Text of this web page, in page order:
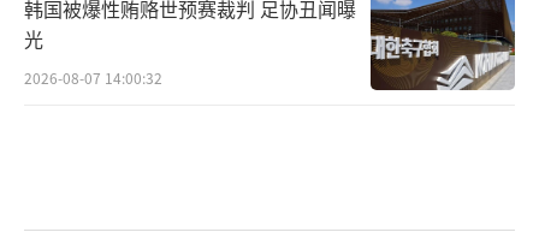
韩国被爆性贿赂世预赛裁判 足协丑闻曝
光
2026-08-07 14:00:32